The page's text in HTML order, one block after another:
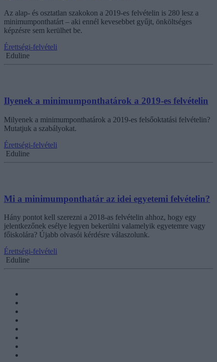
Az alap- és osztatlan szakokon a 2019-es felvételin is 280 lesz a
minimumponthatárt – aki ennél kevesebbet gyűjt, önköltséges
képzésre sem kerülhet be.
Érettségi-felvételi
Eduline
Ilyenek a minimumponthatárok a 2019-es felvételin
Milyenek a minimumponthatárok a 2019-es felsőoktatási felvételin?
Mutatjuk a szabályokat.
Érettségi-felvételi
Eduline
Mi a minimumponthatár az idei egyetemi felvételin?
Hány pontot kell szerezni a 2018-as felvételin ahhoz, hogy egy
jelentkezőnek esélye legyen bekerülni valamelyik egyetemre vagy
főiskolára? Újabb olvasói kérdésre válaszolunk.
Érettségi-felvételi
Eduline